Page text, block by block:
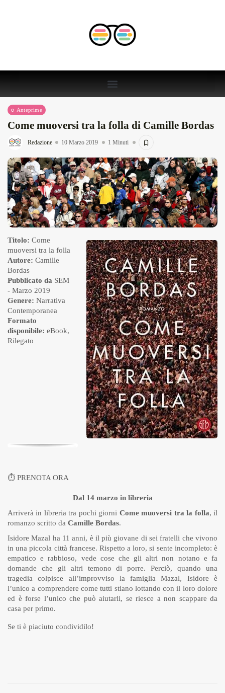
Anteprime
Come muoversi tra la folla di Camille Bordas
Redazione 10 Marzo 2019 1 Minuti
Titolo: Come
muoversi tra la folla
Autore: Camille
Bordas
Pubblicato da SEM
- Marzo 2019
Genere: Narrativa
Contemporanea
Formato
disponibile: eBook,
Rilegato
⏱ PRENOTA ORA
Dal 14 marzo in libreria
Arriverà in libreria tra pochi giorni Come muoversi tra la folla, il
romanzo scritto da Camille Bordas.
Isidore Mazal ha 11 anni, è il più giovane di sei fratelli che vivono
in una piccola città francese. Rispetto a loro, si sente incompleto: è
empatico e rabbioso, vede cose che gli altri non notano e fa
domande che gli altri temono di porre. Perciò, quando una
tragedia colpisce all’improvviso la famiglia Mazal, Isidore è
l’unico a comprendere come tutti stiano lottando con il loro dolore
ed è forse l’unico che può aiutarli, se riesce a non scappare da
casa per primo.
Se ti è piaciuto condividilo!